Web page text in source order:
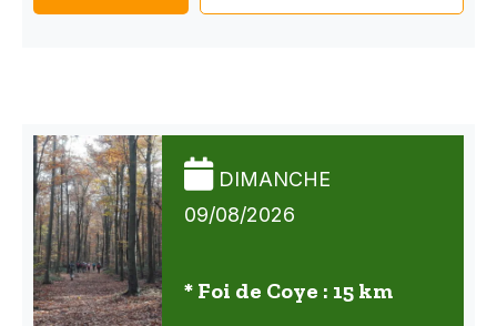
DIMANCHE
09/08/2026
* Foi de Coye : 15 km